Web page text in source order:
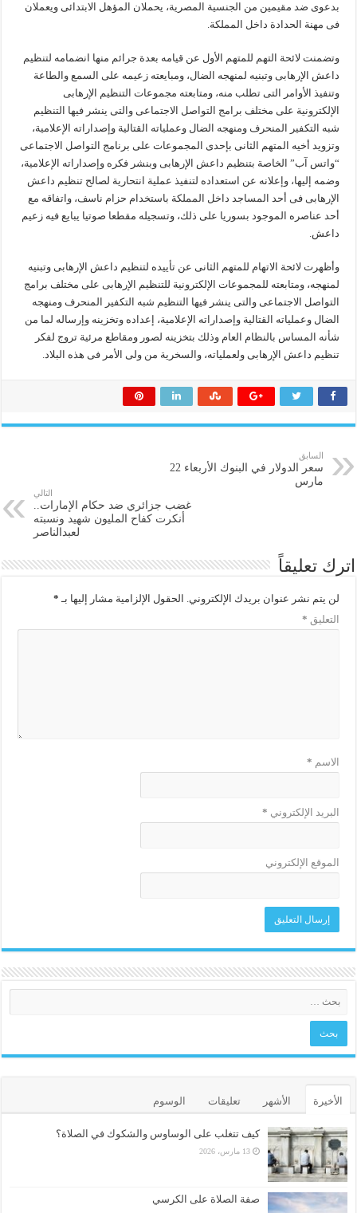
بدعوى ضد مقيمين من الجنسية المصرية، يحملان المؤهل الابتدائى ويعملان
فى مهنة الحدادة داخل المملكة.
وتضمنت لائحة التهم للمتهم الأول عن قيامه بعدة جرائم منها انضمامه لتنظيم
داعش الإرهابى وتبنيه لمنهجه الضال، ومبايعته زعيمه على السمع والطاعة
وتنفيذ الأوامر التى تطلب منه، ومتابعته مجموعات التنظيم الإرهابى
الإلكترونية على مختلف برامج التواصل الاجتماعى والتى ينشر فيها التنظيم
شبه التكفير المنحرف ومنهجه الضال وعملياته القتالية وإصداراته الإعلامية،
وتزويد أخيه المتهم الثانى بإحدى المجموعات على برنامج التواصل الاجتماعى
“واتس آب” الخاصة بتنظيم داعش الإرهابى وبنشر فكره وإصداراته الإعلامية،
وضمه إليها، وإعلانه عن استعداده لتنفيذ عملية انتحارية لصالح تنظيم داعش
الإرهابى فى أحد المساجد داخل المملكة باستخدام حزام ناسف، واتفاقه مع
أحد عناصره الموجود بسوريا على ذلك، وتسجيله مقطعا صوتيا يبايع فيه زعيم
داعش.
وأظهرت لائحة الاتهام للمتهم الثانى عن تأييده لتنظيم داعش الإرهابى وتبنيه
لمنهجه، ومتابعته للمجموعات الإلكترونية للتنظيم الإرهابى على مختلف برامج
التواصل الاجتماعى والتى ينشر فيها التنظيم شبه التكفير المنحرف ومنهجه
الضال وعملياته القتالية وإصداراته الإعلامية، إعداده وتخزينه وإرساله لما من
شأنه المساس بالنظام العام وذلك بتخزينه لصور ومقاطع مرئية تروج لفكر
تنظيم داعش الإرهابى ولعملياته، والسخرية من ولى الأمر فى هذه البلاد.
السابق
سعر الدولار في البنوك الأربعاء 22
مارس
التالي
غضب جزائري ضد حكام الإمارات..
أنكرت كفاح المليون شهيد ونسبته
لعبدالناصر
اترك تعليقاً
لن يتم نشر عنوان بريدك الإلكتروني. الحقول الإلزامية مشار إليها بـ *
التعليق *
الاسم *
البريد الإلكتروني *
الموقع الإلكتروني
الأخيرة الأشهر تعليقات الوسوم
كيف تتغلب على الوساوس والشكوك في الصلاة؟
13 مارس، 2026
صفة الصلاة على الكرسي